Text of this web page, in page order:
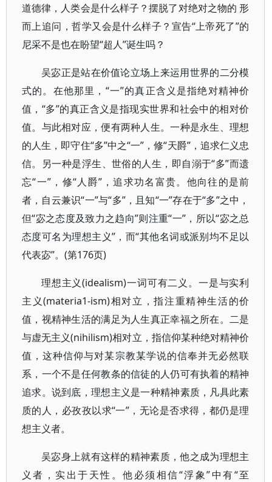
道德律，人类会是什么样子？摆脱了对绝对之物的 形
而上追问，哲学又会是什么样子？宣告“上帝死了”的
尼采不是也在盼望“超人”诞生吗？
吴宓正是站在价值论立场上来运用世界的二分模
式的。在他那里，“一”的真正含义是指绝对精神价
值，“多”的真正含义是指现实世界和社会中的相对价
值。与此相对应，便有两种人生。一种是永生、理想
的人生，即守住“多”中之“一”，修“天爵”，追求仁义忠
信。另一种是浮生、世俗的人生，即自溺于“多”而遗
忘“一”，修“人爵”，追求功名富贵。他向往的是前
者，自云兼识“一”与“多”，且知“一”存在于“多”之中，
但“宓之态度及致力之趋向”则注重“一”，所以“宓之总
态度可名为理想主义”，而“其他名词或派别均不足以
代表宓”。(第176页)
理想主义(idealism)一词可有二义。一是与实利
主义(materia1-ism)相对立，指注重精神生活的价
值，视精神生活的满足为人生真正幸福之所在。二是
与虚无主义(nihilism)相对立，指信仰某种绝对精神价
值，这种信仰与对某宗教某学说的信奉并无必然联
系，一个不是任何教条的信徒的人仍可有执着的精神
追求。说到底，理想主义是一种精神素质，凡具此素
质的人，必孜孜以求“一”，无论是否求得，都仍是理
想主义者。
吴宓身上就有这样的精神素质，他之成为理想主
义者，实出于天性。他必须相信“浮象”中有“至